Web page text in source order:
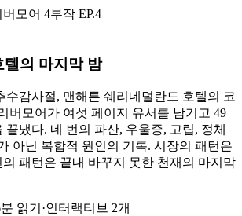
버모어 4부작 EP.4
의 마지막 밤
수감사절, 맨해튼 쉐리네덜란드 호텔의 코
버모어가 여섯 페이지 유서를 남기고 49
끝냈다. 네 번의 파산, 우울증, 고립, 정체
아닌 복합적 원인의 기록. 시장의 패턴은
패턴은 끝내 바꾸지 못한 천재의 마지막
읽기 ·인터랙티브 2개